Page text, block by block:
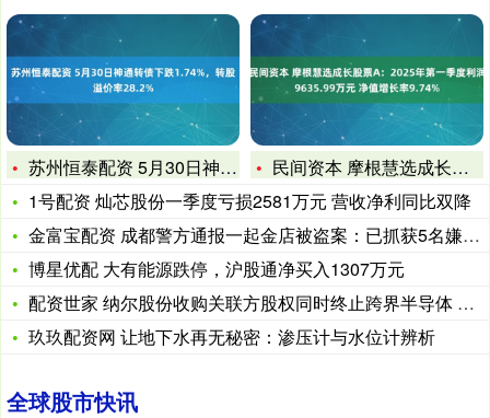
苏州恒泰配资 5月30日神通转债下跌1.74%，转股溢价率2
民间资本 摩根慧选成长股票A：2025年第一季度利润9635
1号配资 灿芯股份一季度亏损2581万元 营收净利同比双降
金富宝配资 成都警方通报一起金店被盗案：已抓获5名嫌疑人，赃
博星优配 大有能源跌停，沪股通净买入1307万元
配资世家 纳尔股份收购关联方股权同时终止跨界半导体 相关信披
玖玖配资网 让地下水再无秘密：渗压计与水位计辨析
全球股市快讯